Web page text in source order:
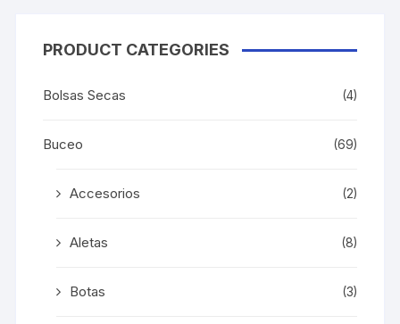
de
PRODUCT CATEGORIES
Bolsas Secas (4)
Buceo (69)
Accesorios (2)
Aletas (8)
Botas (3)